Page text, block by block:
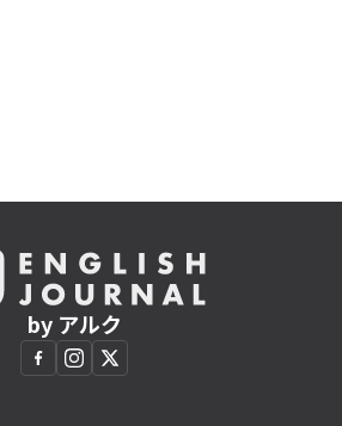
by アルク